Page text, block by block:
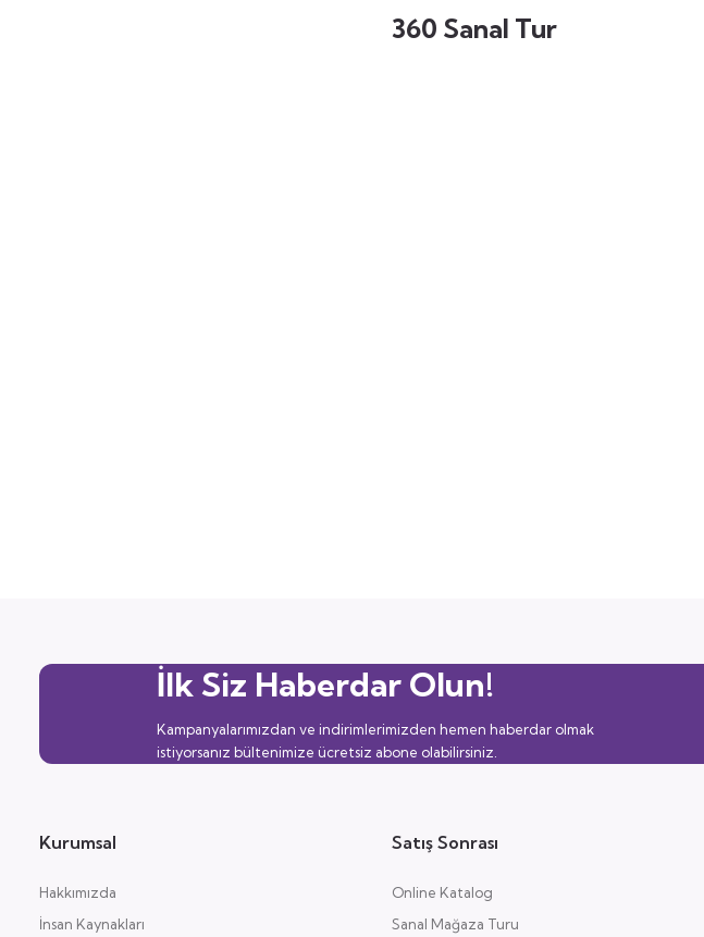
360 Sanal Tur
İlk Siz Haberdar Olun!
Kampanyalarımızdan ve indirimlerimizden hemen haberdar olmak
istiyorsanız bültenimize ücretsiz abone olabilirsiniz.
Kurumsal
Hakkımızda
İnsan Kaynakları
Satış Sonrası
Online Katalog
Sanal Mağaza Turu